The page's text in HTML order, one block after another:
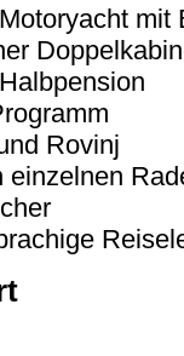
mit
Rovinj